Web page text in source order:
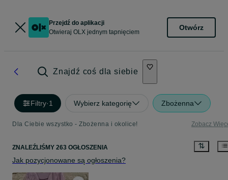
Przejdź do aplikacji
Otwieraj OLX jednym tapnięciem
Otwórz
Znajdź coś dla siebie
Filtry·1 Wybierz kategorię Zbożenna
Dla Ciebie wszystko - Zbożenna i okolice! Zobacz
ZNALEŹLIŚMY 263 OGŁOSZENIA
Jak pozycjonowane są ogłoszenia?